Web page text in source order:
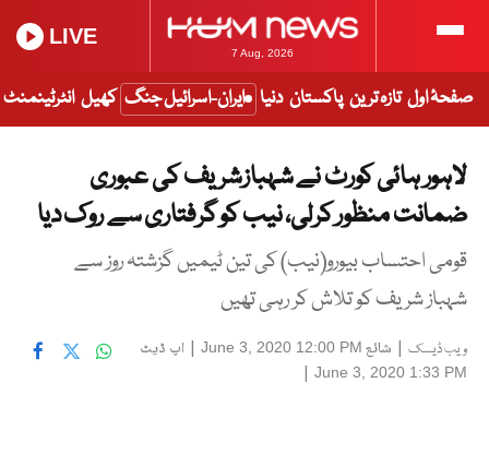
7 Aug, 2026
LIVE
صفحۂ اول تازہ ترین پاکستان دنیا ایران-اسرائیل جنگ کھیل انٹرٹینمنٹ
لاہور ہائی کورٹ نے شہبازشریف کی عبوری
ضمانت منظور کرلی، نیب کو گرفتاری سے روک دیا
قومی احتساب بیورو(نیب) کی تین ٹیمیں گزشتہ روز سے
شہباز شریف کو تلاش کر رہی تھیں
ویب ڈیسک | شائع June 3, 2020 12:00 PM
| اپ ڈیٹ
June 3, 2020 1:33 PM
|